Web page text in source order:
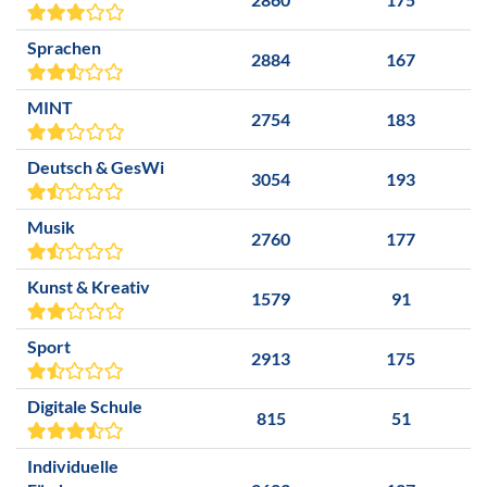
Sprachen
2884 167
MINT
2754 183
Deutsch & GesWi
3054 193
Musik
2760 177
Kunst & Kreativ
1579 91
Sport
2913 175
Digitale Schule
815 51
Individuelle